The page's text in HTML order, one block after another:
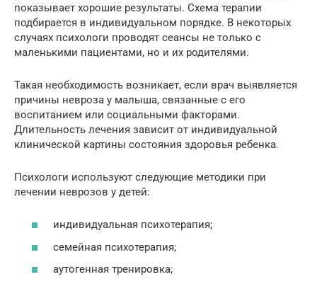
показывает хорошие результаты. Схема терапии
подбирается в индивидуальном порядке. В некоторых
случаях психологи проводят сеансы не только с
маленькими пациентами, но и их родителями.
Такая необходимость возникает, если врач выявляется
причины невроза у малыша, связанные с его
воспитанием или социальными факторами.
Длительность лечения зависит от индивидуальной
клинической картины состояния здоровья ребенка.
Психологи используют следующие методики при
лечении неврозов у детей:
индивидуальная психотерапия;
семейная психотерапия;
аутогенная тренировка;